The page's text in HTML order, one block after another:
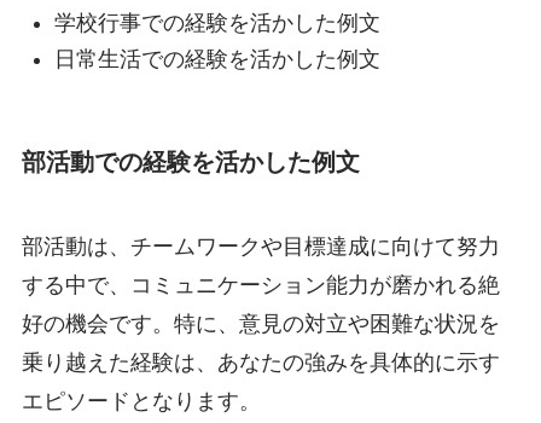
学校行事での経験を活かした例文
日常生活での経験を活かした例文
部活動での経験を活かした例文
部活動は、チームワークや目標達成に向けて努力
する中で、コミュニケーション能力が磨かれる絶
好の機会です。特に、意見の対立や困難な状況を
乗り越えた経験は、あなたの強みを具体的に示す
エピソードとなります。